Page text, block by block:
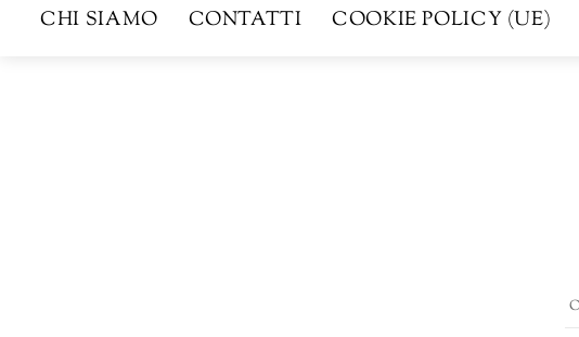
CHI SIAMO CONTATTI COOKIE POLICY (UE)